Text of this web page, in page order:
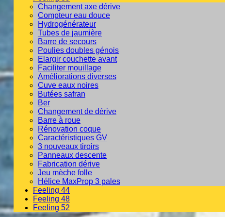
Changement axe dérive
Compteur eau douce
Hydrogénérateur
Tubes de jaumière
Barre de secours
Poulies doubles génois
Elargir couchette avant
Faciliter mouillage
Améliorations diverses
Cuve eaux noires
Butées safran
Ber
Changement de dérive
Barre à roue
Rénovation coque
Caractéristiques GV
3 nouveaux tiroirs
Panneaux descente
Fabrication dérive
Jeu mèche folle
Hélice MaxProp 3 pales
Feeling 44
Feeling 48
Feeling 52